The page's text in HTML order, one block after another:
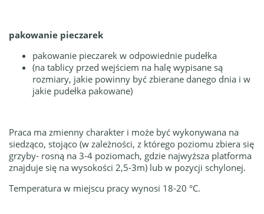
pakowanie pieczarek
pakowanie pieczarek w odpowiednie pudełka
(na tablicy przed wejściem na halę wypisane są
rozmiary, jakie powinny być zbierane danego dnia i w
jakie pudełka pakowane)
Praca ma zmienny charakter i może być wykonywana na
siedząco, stojąco (w zależności, z którego poziomu zbiera się
grzyby- rosną na 3-4 poziomach, gdzie najwyższa platforma
znajduje się na wysokości 2,5-3m) lub w pozycji schylonej.
Temperatura w miejscu pracy wynosi 18-20 °C.